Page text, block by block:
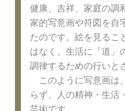
健康、吉祥、家庭の調
家的写意画や符図を自
たのです。絵を見るこ
はなく、生活に「道」
調律するための行いと
このように写意画は
らず、人の精神・生活